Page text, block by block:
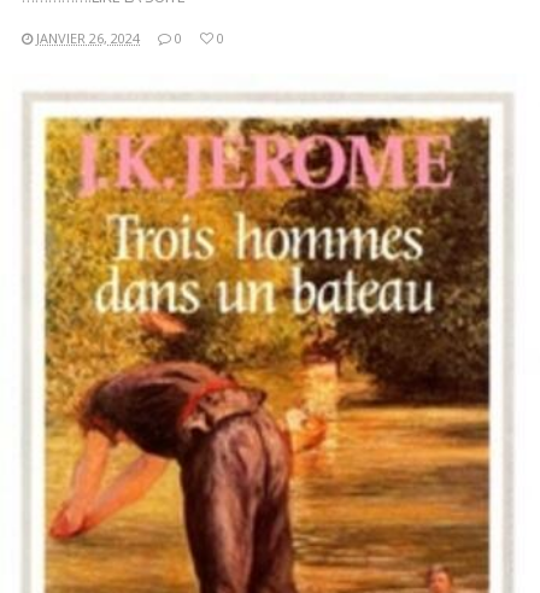
JANVIER 26, 2024 0 0
LIRE LA SUITE